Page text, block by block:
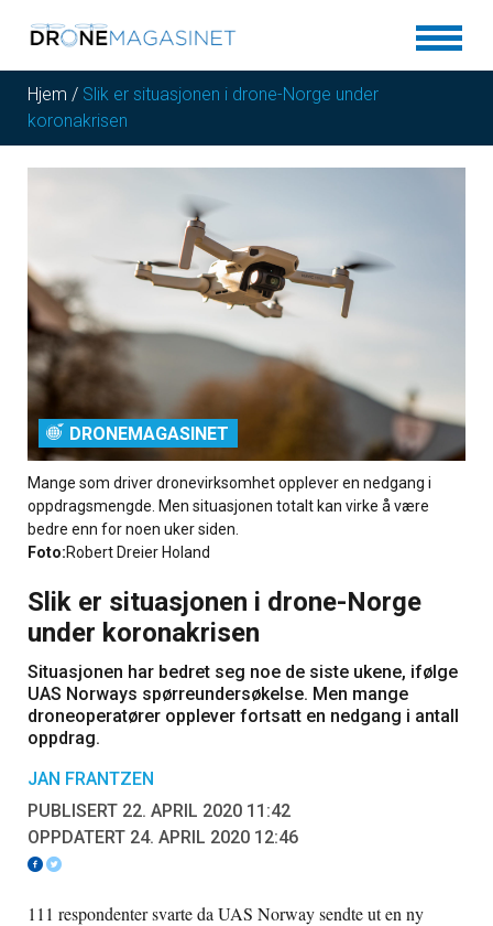
Hjem / Slik er situasjonen i drone-Norge under
koronakrisen
DRONEMAGASINET
Mange som driver dronevirksomhet opplever en nedgang i
oppdragsmengde. Men situasjonen totalt kan virke å være
bedre enn for noen uker siden.
Foto:Robert Dreier Holand
Slik er situasjonen i drone-Norge
under koronakrisen
Situasjonen har bedret seg noe de siste ukene, ifølge
UAS Norways spørreundersøkelse. Men mange
droneoperatører opplever fortsatt en nedgang i antall
oppdrag.
JAN FRANTZEN
PUBLISERT 22. APRIL 2020 11:42
OPPDATERT 24. APRIL 2020 12:46
111 respondenter svarte da UAS Norway sendte ut en ny